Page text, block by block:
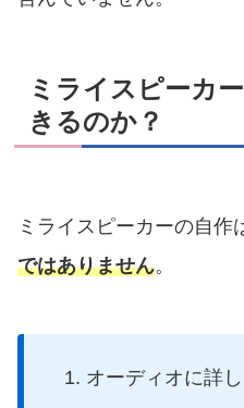
ミライスピーカ
きるのか？
ミライスピーカーの自作
ではありません。
オーディオに詳